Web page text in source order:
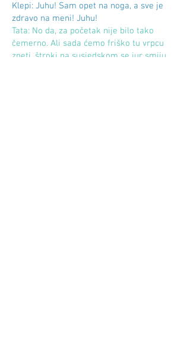
Klepi: Juhu! Sam opet na noga, a sve je
zdravo na meni! Juhu!
Tata: No da, za početak nije bilo tako
čemerno. Ali sada ćemo friško tu vrpcu
zneti, štroki na susjedskom se jur smiju.